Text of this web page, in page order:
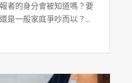
者的身分會被知道嗎？要
是一般家庭爭吵而以？...